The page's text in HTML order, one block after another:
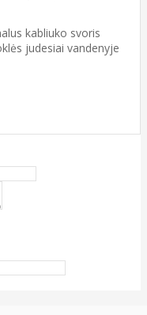
kabliuko svoris
judesiai vandenyje